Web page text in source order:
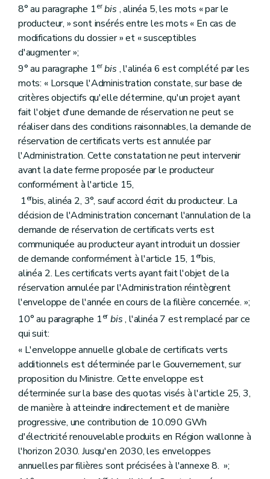
8° au paragraphe 1er bis , alinéa 5, les mots « par le
producteur, » sont insérés entre les mots « En cas de
modifications du dossier » et « susceptibles
d'augmenter »;
9° au paragraphe 1er bis , l'alinéa 6 est complété par les
mots: « Lorsque l'Administration constate, sur base de
critères objectifs qu'elle détermine, qu'un projet ayant
fait l'objet d'une demande de réservation ne peut se
réaliser dans des conditions raisonnables, la demande de
réservation de certificats verts est annulée par
l'Administration. Cette constatation ne peut intervenir
avant la date ferme proposée par le producteur
conformément à l'article 15,
1erbis, alinéa 2, 3°, sauf accord écrit du producteur. La
décision de l'Administration concernant l'annulation de la
demande de réservation de certificats verts est
communiquée au producteur ayant introduit un dossier
de demande conformément à l'article 15, 1erbis,
alinéa 2. Les certificats verts ayant fait l'objet de la
réservation annulée par l'Administration réintègrent
l'enveloppe de l'année en cours de la filière concernée. »;
10° au paragraphe 1er bis, l'alinéa 7 est remplacé par ce
qui suit:
« L'enveloppe annuelle globale de certificats verts
additionnels est déterminée par le Gouvernement, sur
proposition du Ministre. Cette enveloppe est
déterminée sur la base des quotas visés à l'article 25, 3,
de manière à atteindre indirectement et de manière
progressive, une contribution de 10.090 GWh
d'électricité renouvelable produits en Région wallonne à
l'horizon 2030. Jusqu'en 2030, les enveloppes
annuelles par filières sont précisées à l'annexe 8. »;